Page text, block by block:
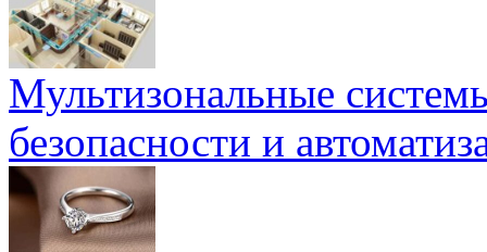
Мультизональные
безопасности и